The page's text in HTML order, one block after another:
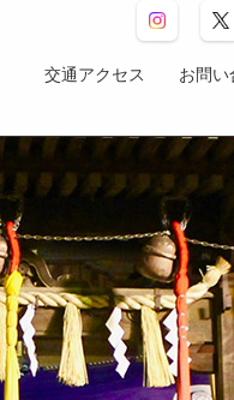
交通アクセス お問い